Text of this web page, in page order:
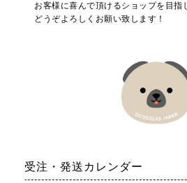
お客様に喜んで頂けるショップを目指
どうぞよろしくお願い致します！
受注・発送カレンダー